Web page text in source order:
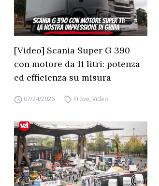
[Video] Scania Super G 390
con motore da 11 litri: potenza
ed efficienza su misura
07/24/2026 Prove,Video